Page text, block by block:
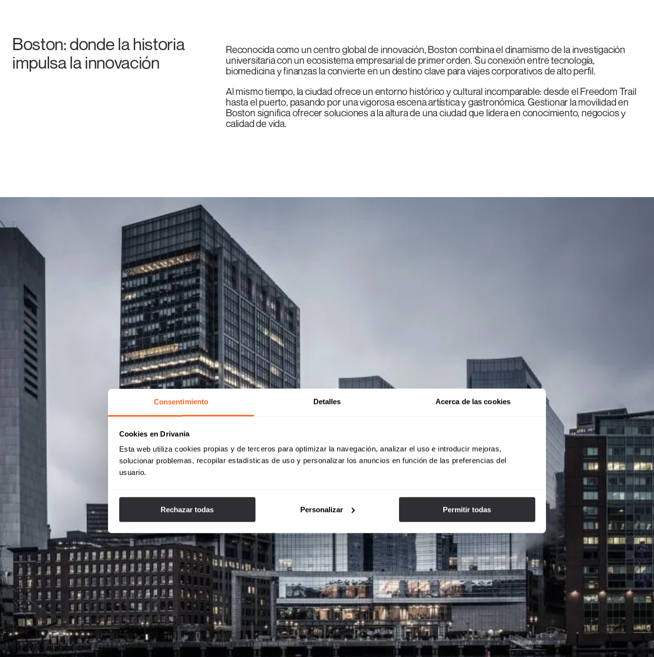
Consentimiento Detalles Acerca de las cookies
Cookies en Drivania
Esta web utiliza cookies propias y de terceros para optimizar la navegación, analizar el uso e introducir mejoras,
solucionar problemas, recopilar estadísticas de uso y personalizar los anuncios en función de las preferencias del
usuario.
Rechazar todas Personalizar Permitir todas
Boston: donde la historia
impulsa la innovación
Reconocida como un centro global de innovación, Boston combina el dinamismo de la investigación
universitaria con un ecosistema empresarial de primer orden. Su conexión entre tecnología,
biomedicina y finanzas la convierte en un destino clave para viajes corporativos de alto perfil.
Al mismo tiempo, la ciudad ofrece un entorno histórico y cultural incomparable: desde el Freedom Trail
hasta el puerto, pasando por una vigorosa escena artística y gastronómica. Gestionar la movilidad en
Boston significa ofrecer soluciones a la altura de una ciudad que lidera en conocimiento, negocios y
calidad de vida.